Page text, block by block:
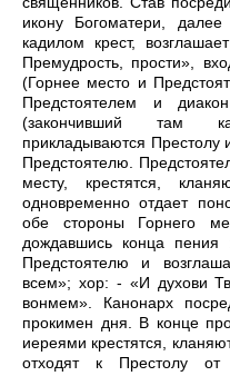
икону Богоматери,
кадилом крест,
Премудрость, прости»,
(Горнее место и
Предстоятелем и
(закончивший там
прикладываются Престолу
Предстоятелю.
месту, крестятся,
одновременно отдает
обе стороны Горнего
дождавшись конца пения
Предстоятелю и
всем»; хор: - «И духови
вонмем». Канонарх
прокимен дня. В конце
иереями крестятся,
отходят к Престолу